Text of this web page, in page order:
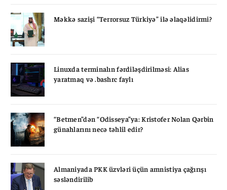
Məkkə sazişi “Terrorsuz Türkiyə” ilə əlaqəlidirmi?
Linuxda terminalın fərdiləşdirilməsi: Alias
yaratmaq və .bashrc faylı
“Betmen”dən “Odisseya”ya: Kristofer Nolan Qərbin
günahlarını necə təhlil edir?
Almaniyada PKK üzvləri üçün amnistiya çağırışı
səsləndirilib